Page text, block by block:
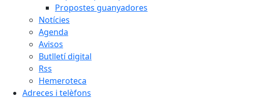
Propostes guanyadores
Notícies
Agenda
Avisos
Butlletí digital
Rss
Hemeroteca
Adreces i telèfons